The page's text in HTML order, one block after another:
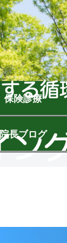
保険診療
院長ブログ